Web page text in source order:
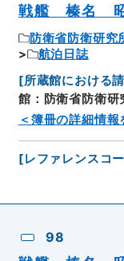
戦艦 榛名 昭
防衛省防衛研究
航泊日誌
[所蔵館における
館：防衛省防衛研
＜簿冊の詳細情報
[レファレンスコ
98